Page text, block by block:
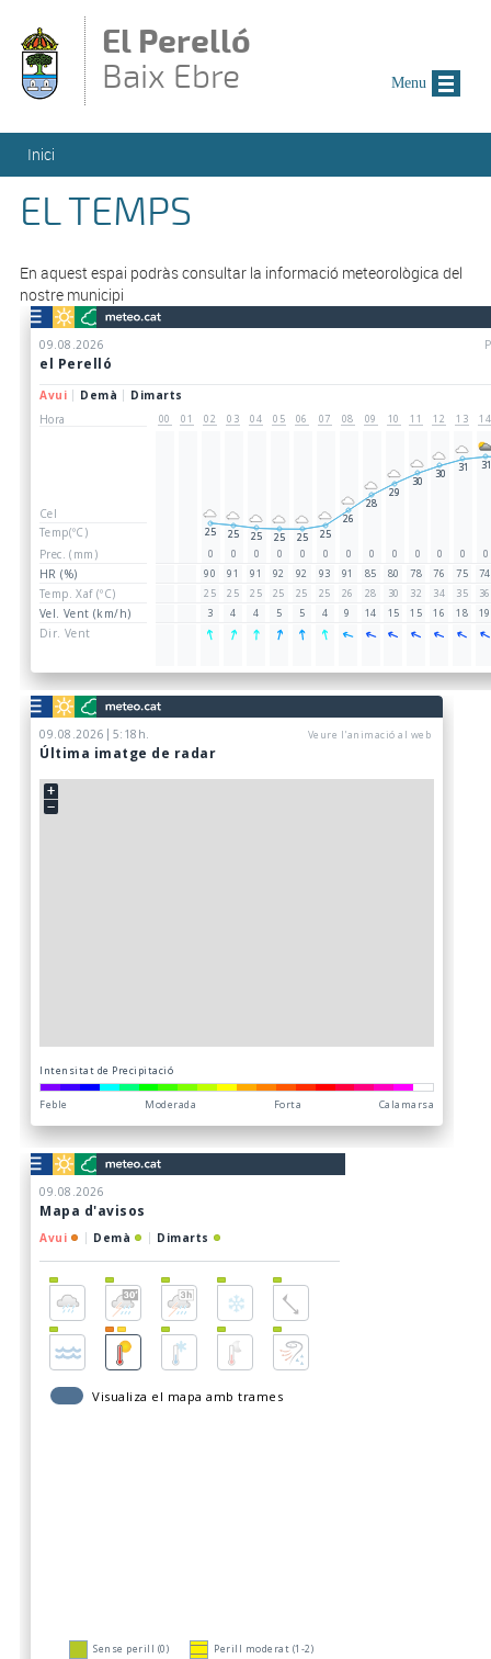
El Perelló
Baix Ebre
Esteu aquí
Inici
EL TEMPS
En aquest espai podràs consultar la informació meteorològica del
nostre municipi
Menu